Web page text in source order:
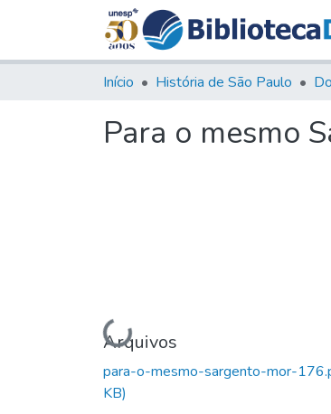
Início História de São Paulo
Para o mesmo
Carregando...
Arquivos
para-o-mesmo-sargento-mor-
KB)